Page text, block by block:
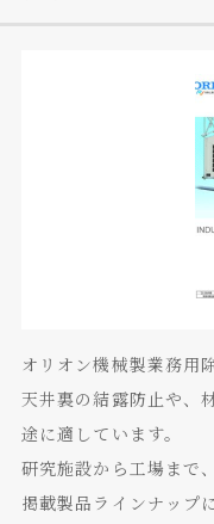
オリオン機械製業務用
天井裏の結露防止や、
途に適しています。
研究施設から工場まで
掲載製品ラインナップ